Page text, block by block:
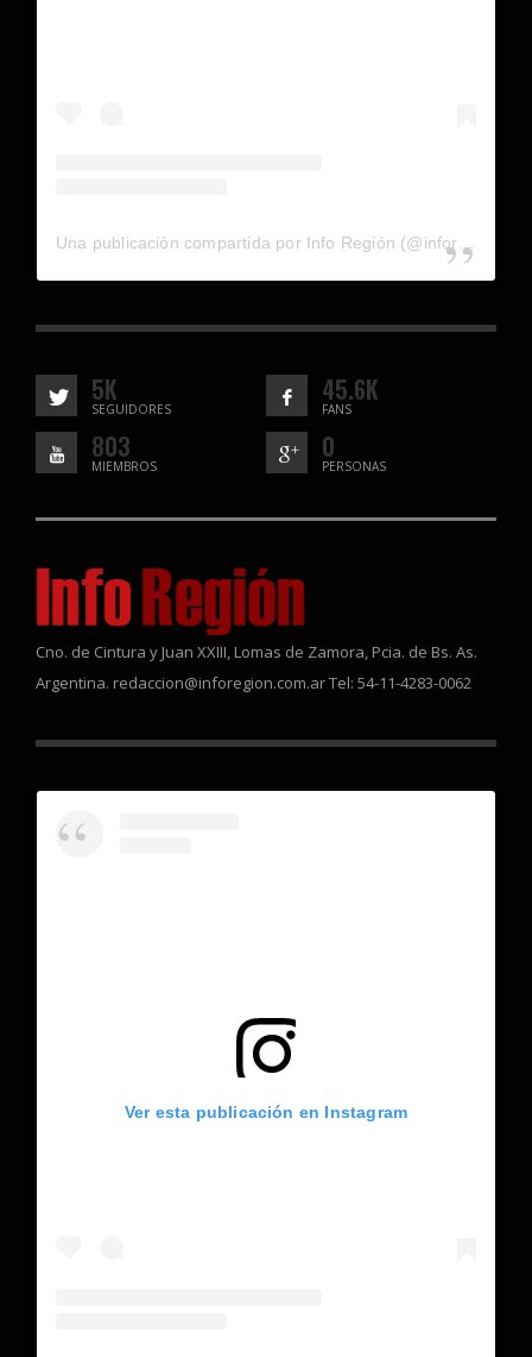
Una publicación compartida por Info Región (@inforegion_redes)
5K
SEGUIDORES
45.6K
FANS
803
MIEMBROS
0
PERSONAS
Cno. de Cintura y Juan XXIII, Lomas de Zamora, Pcia. de Bs. As.
Argentina. redaccion@inforegion.com.ar Tel: 54-11-4283-0062
Ver esta publicación en Instagram